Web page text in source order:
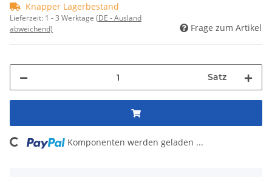
Knapper Lagerbestand
Lieferzeit: 1 - 3 Werktage (DE - Ausland
abweichend)
Frage zum Artikel
Satz
Loading... Komponenten werden geladen ...